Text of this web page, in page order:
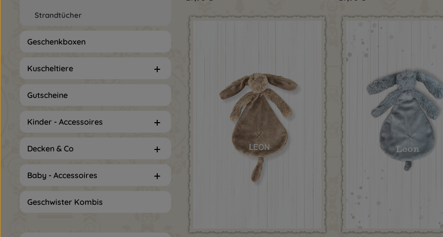
Strandtücher
Geschenkboxen
Kuscheltiere
Gutscheine
Kinder - Accessoires
Decken & Co
Baby - Accessoires
Geschwister Kombis